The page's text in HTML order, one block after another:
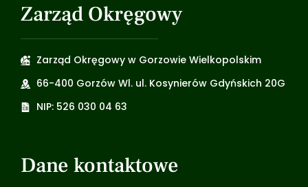
Zarząd Okręgowy
Zarząd Okręgowy w Gorzowie Wielkopolskim
66-400 Gorzów Wl. ul. Kosynierów Gdyńskich 20G
NIP: 526 030 04 63
Dane kontaktowe